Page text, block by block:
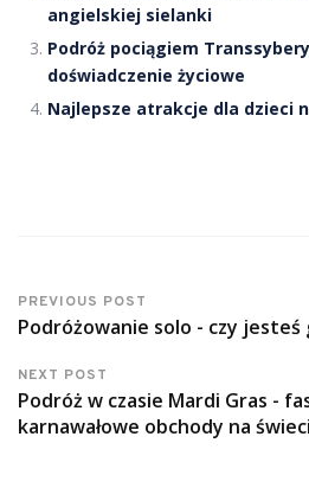
angielskiej sielanki
Podróż pociągiem
doświadczenie życiowe
Najlepsze atrakcje dla dzieci
PREVIOUS POST
Podróżowanie solo - czy jesteś
NEXT POST
Podróż w czasie Mardi Gras -
karnawałowe obchody na